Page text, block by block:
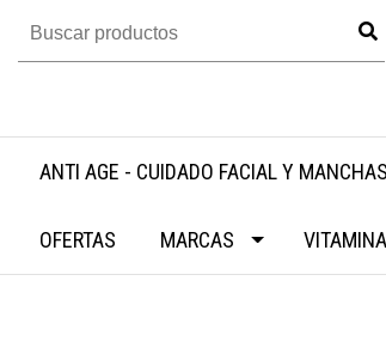
ANTI AGE - CUIDADO FACIAL Y MANCHAS
OFERTAS MARCAS